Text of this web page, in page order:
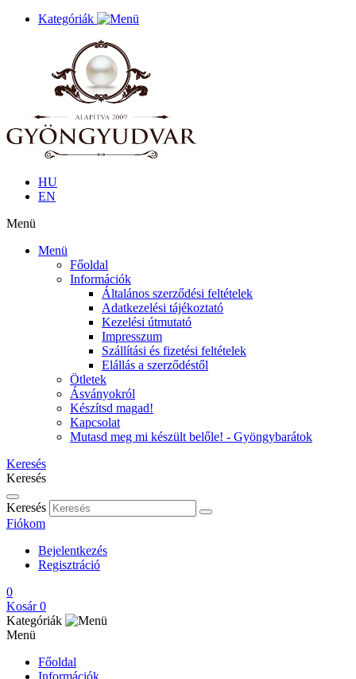
Kategóriák
HU
EN
Menü
Menü
Főoldal
Információk
Általános szerződési feltételek
Adatkezelési tájékoztató
Kezelési útmutató
Impresszum
Szállítási és fizetési feltételek
Elállás a szerződéstől
Ötletek
Ásványokról
Készítsd magad!
Kapcsolat
Mutasd meg mi készült belőle! - Gyöngybarátok
Keresés
Keresés
Keresés
Fiókom
Bejelentkezés
Regisztráció
0
Kosár 0
Kategóriák
Menü
Főoldal